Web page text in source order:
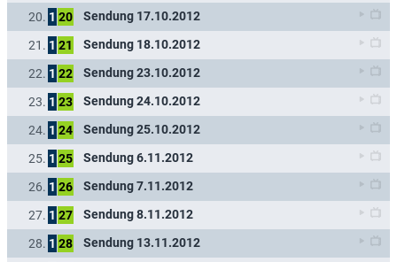
20. 1 20 Sendung 17.10.2012
21. 1 21 Sendung 18.10.2012
22. 1 22 Sendung 23.10.2012
23. 1 23 Sendung 24.10.2012
24. 1 24 Sendung 25.10.2012
25. 1 25 Sendung 6.11.2012
26. 1 26 Sendung 7.11.2012
27. 1 27 Sendung 8.11.2012
28. 1 28 Sendung 13.11.2012